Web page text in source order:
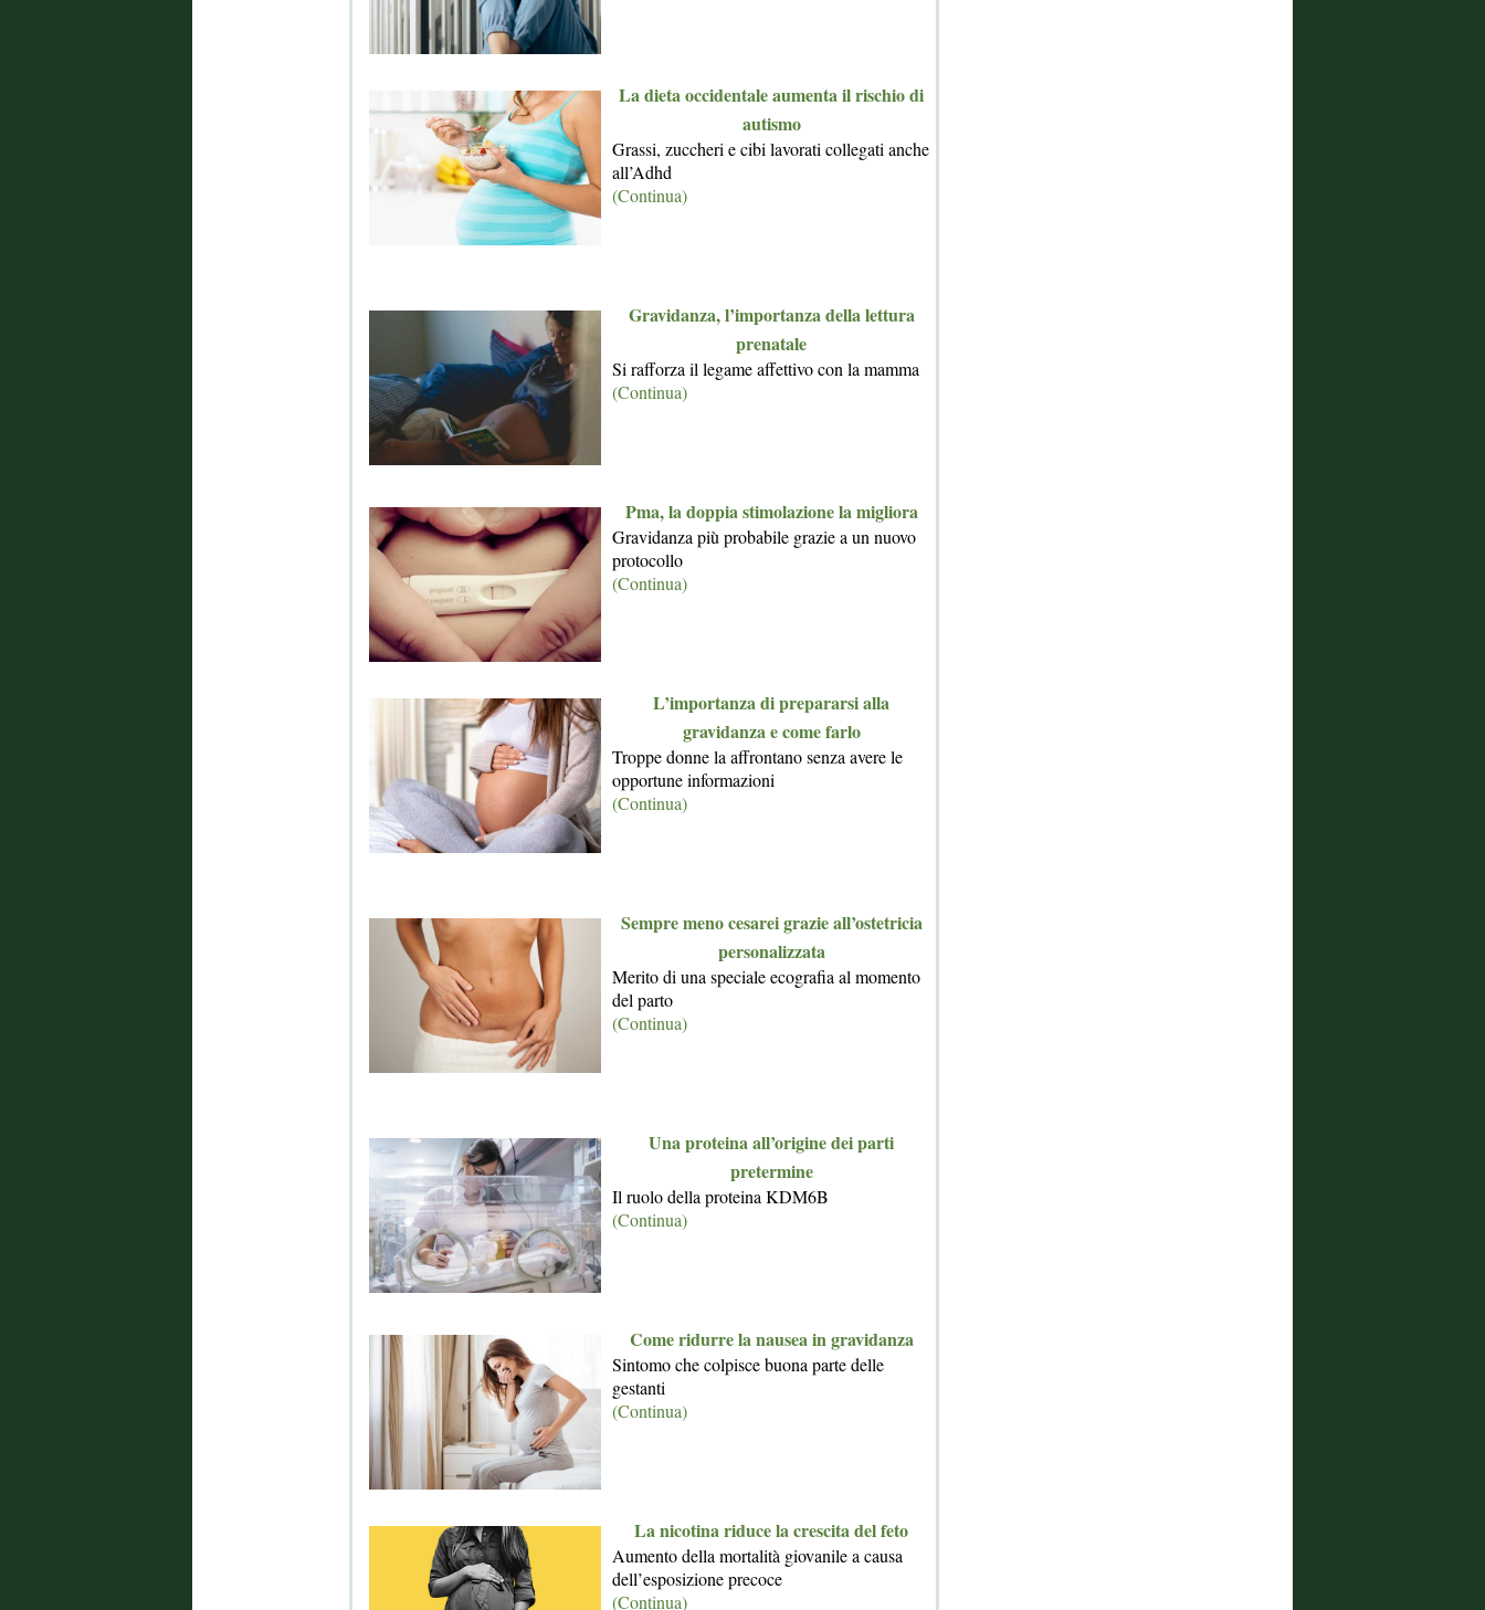
La dieta occidentale aumenta il rischio di
autismo
Grassi, zuccheri e cibi lavorati collegati anche
all’Adhd
(Continua)
Gravidanza, l’importanza della lettura
prenatale
Si rafforza il legame affettivo con la mamma
(Continua)
Pma, la doppia stimolazione la migliora
Gravidanza più probabile grazie a un nuovo
protocollo
(Continua)
L’importanza di prepararsi alla
gravidanza e come farlo
Troppe donne la affrontano senza avere le
opportune informazioni
(Continua)
Sempre meno cesarei grazie all’ostetricia
personalizzata
Merito di una speciale ecografia al momento
del parto
(Continua)
Una proteina all’origine dei parti
pretermine
Il ruolo della proteina KDM6B
(Continua)
Come ridurre la nausea in gravidanza
Sintomo che colpisce buona parte delle
gestanti
(Continua)
La nicotina riduce la crescita del feto
Aumento della mortalità giovanile a causa
dell’esposizione precoce
(Continua)